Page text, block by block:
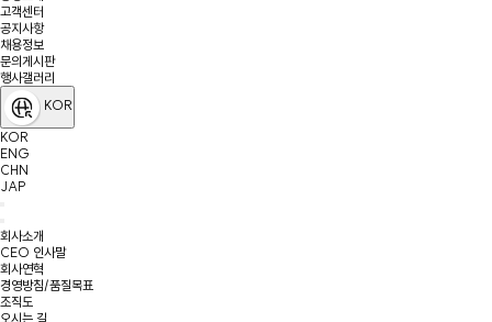
고객센터
공지사항
채용정보
문의게시판
행사갤러리
KOR
KOR
ENG
CHN
JAP
회사소개
CEO 인사말
회사연혁
경영방침/품질목표
조직도
오시는 길